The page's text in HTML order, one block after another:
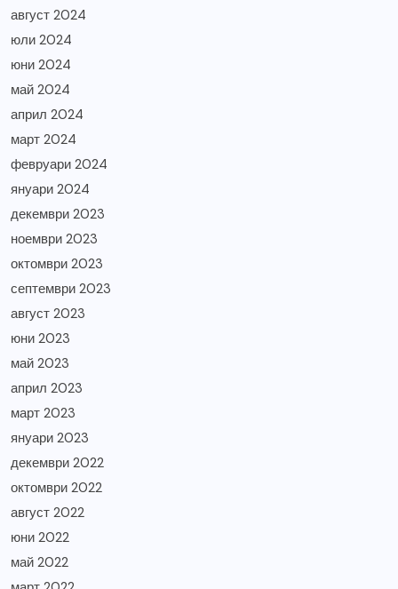
август 2024
юли 2024
юни 2024
май 2024
април 2024
март 2024
февруари 2024
януари 2024
декември 2023
ноември 2023
октомври 2023
септември 2023
август 2023
юни 2023
май 2023
април 2023
март 2023
януари 2023
декември 2022
октомври 2022
август 2022
юни 2022
май 2022